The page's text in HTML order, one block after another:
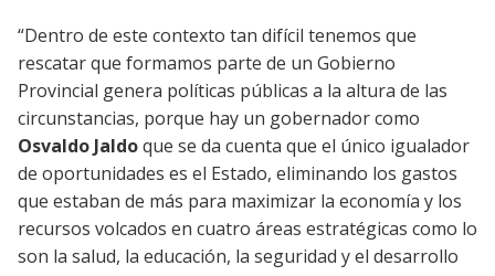
“Dentro de este contexto tan difícil tenemos que
rescatar que formamos parte de un Gobierno
Provincial genera políticas públicas a la altura de las
circunstancias, porque hay un gobernador como
Osvaldo Jaldoque se da cuenta que el único igualador
de oportunidades es el Estado, eliminando los gastos
que estaban de más para maximizar la economía y los
recursos volcados en cuatro áreas estratégicas como lo
son la salud, la educación, la seguridad y el desarrollo